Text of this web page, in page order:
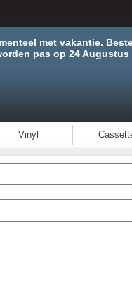
met vakantie.
pas op 24
Vinyl